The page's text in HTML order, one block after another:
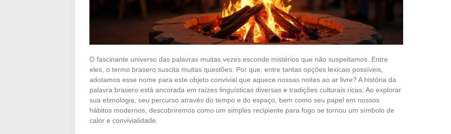
O fascinante universo das palavras muitas vezes esconde mistérios que não suspeitamos. Entre
eles, o termo brasero suscita muitas questões. Por que, entre tantas opções lexicais possíveis,
adotamos esse nome para este objeto convivial que aquece nossas noites ao ar livre? A história da
palavra brasero está ancorada em raízes linguísticas diversas e tradições culturais ricas. Ao explorar
sua etimologia, seu percurso através do tempo e do espaço, bem como seu papel em nossos
hábitos modernos, descobriremos como um simples recipiente para fogo se tornou um símbolo de
calor e convivialidade.